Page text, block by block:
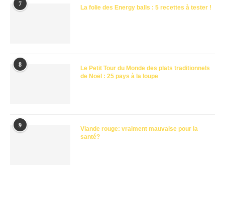
7 La folie des Energy balls : 5 recettes à tester !
8
Le Petit Tour du Monde des plats traditionnels
de Noël : 25 pays à la loupe
9
Viande rouge: vraiment mauvaise pour la
santé?